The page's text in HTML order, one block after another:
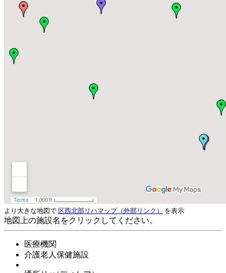
より大きな地図で 区西北部リハマップ（外部リンク） を表示
地図上の施設名をクリックしてください。
医療機関
介護老人保健施設